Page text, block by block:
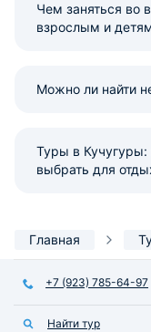
Чем заняться во
взрослым и
Можно ли найти
Туры в
выбрать для
Главная
+7 (923) 785-64-97
Найти тур